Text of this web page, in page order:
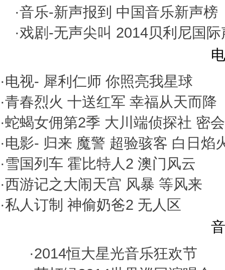
·音乐-新声报到 中国音乐新声榜
·戏剧-无声尖叫 2014贝利尼国
·电视- 犀利仁师 你照亮我星球
·青春烈火 十送红军 幸福从天而降
·蛇蝎女佣第2季 大川端侦探社 密会
·电影- 归来 魔警 超验骇客 白日焰
·雪国列车 霍比特人2 澳门风云
·西游记之大闹天宫 风暴 等风来
·私人订制 神偷奶爸2 无人区
·2014恒大星光音乐狂欢节